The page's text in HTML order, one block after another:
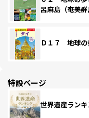
呂麻島（奄美
Ｄ１７ 地球
特設ページ
世界遺産ラン